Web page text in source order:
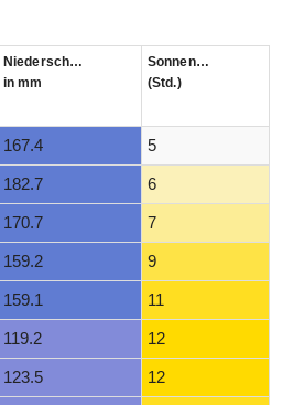
Niederschlag
in mm
Sonnenstunden
(Std.)
167.4 5
182.7 6
170.7 7
159.2 9
159.1 11
119.2 12
123.5 12